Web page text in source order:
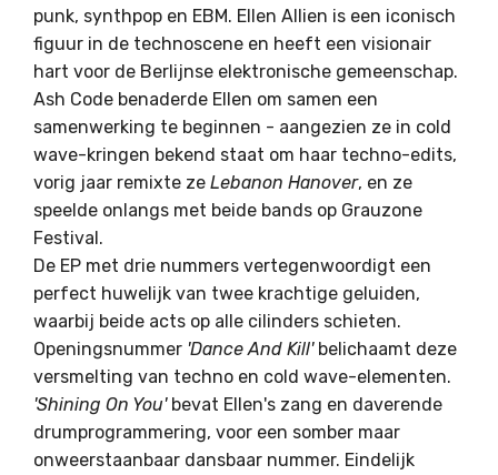
punk, synthpop en EBM. Ellen Allien is een iconisch
figuur in de technoscene en heeft een visionair
hart voor de Berlijnse elektronische gemeenschap.
Ash Code benaderde Ellen om samen een
samenwerking te beginnen - aangezien ze in cold
wave-kringen bekend staat om haar techno-edits,
vorig jaar remixte ze Lebanon Hanover, en ze
speelde onlangs met beide bands op Grauzone
Festival.
De EP met drie nummers vertegenwoordigt een
perfect huwelijk van twee krachtige geluiden,
waarbij beide acts op alle cilinders schieten.
Openingsnummer 'Dance And Kill'belichaamt deze
versmelting van techno en cold wave-elementen.
'Shining On You'bevat Ellen's zang en daverende
drumprogrammering, voor een somber maar
onweerstaanbaar dansbaar nummer. Eindelijk